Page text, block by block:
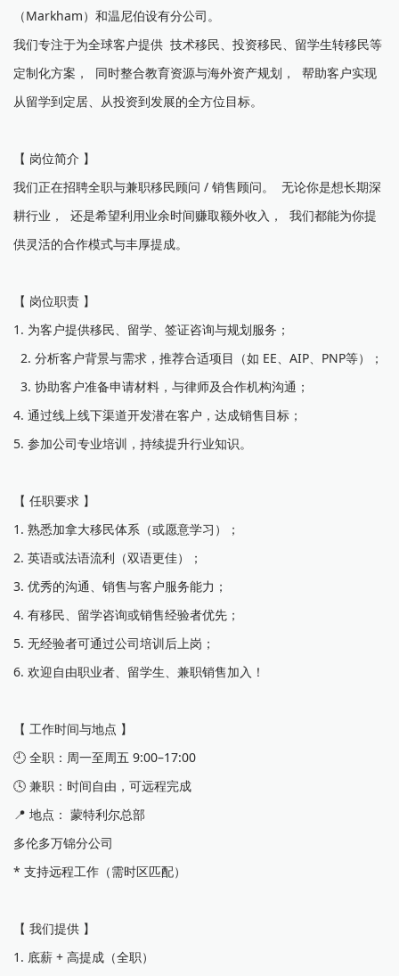
（Markham）和温尼伯设有分公司。
我们专注于为全球客户提供 技术移民、投资移民、留学生转移民等
定制化方案， 同时整合教育资源与海外资产规划， 帮助客户实现
从留学到定居、从投资到发展的全方位目标。
【 岗位简介 】
我们正在招聘全职与兼职移民顾问 / 销售顾问。 无论你是想长期深
耕行业， 还是希望利用业余时间赚取额外收入， 我们都能为你提
供灵活的合作模式与丰厚提成。
【 岗位职责 】
1. 为客户提供移民、留学、签证咨询与规划服务；
2. 分析客户背景与需求，推荐合适项目（如 EE、AIP、PNP等）；
3. 协助客户准备申请材料，与律师及合作机构沟通；
4. 通过线上线下渠道开发潜在客户，达成销售目标；
5. 参加公司专业培训，持续提升行业知识。
【 任职要求 】
1. 熟悉加拿大移民体系（或愿意学习）；
2. 英语或法语流利（双语更佳）；
3. 优秀的沟通、销售与客户服务能力；
4. 有移民、留学咨询或销售经验者优先；
5. 无经验者可通过公司培训后上岗；
6. 欢迎自由职业者、留学生、兼职销售加入！
【 工作时间与地点 】
🕘 全职：周一至周五 9:00–17:00
🕓 兼职：时间自由，可远程完成
📍 地点： 蒙特利尔总部
多伦多万锦分公司
* 支持远程工作（需时区匹配）
【 我们提供 】
1. 底薪 + 高提成（全职）